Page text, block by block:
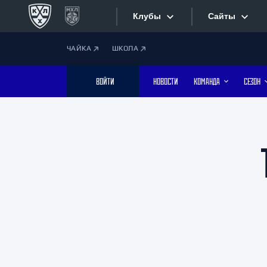
Клубы
Дивизион Боброва
Лада
Сайты
Текстовые
ЧАЙКА ШКОЛА
ВОЙТИ НОВОСТИ КОМАНДА СЕЗОН